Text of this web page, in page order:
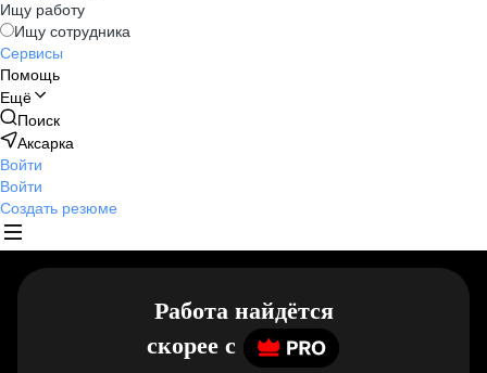
Ищу работу
Ищу сотрудника
Сервисы
Помощь
Ещё
Поиск
Аксарка
Войти
Войти
Создать резюме
Работа найдётся
скорее c